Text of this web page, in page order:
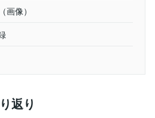
像）
返り